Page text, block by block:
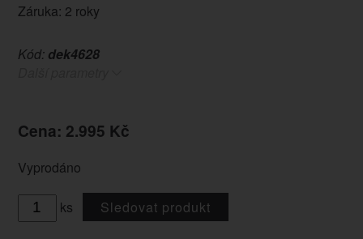
Záruka: 2 roky
Kód: dek4628
Cena: 2.995 Kč
Vyprodáno
ks Sledovat produkt